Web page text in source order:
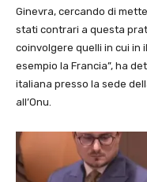
Ginevra, cercando di
stati contrari a questa
coinvolgere quelli in cui in
esempio la Francia”, ha
italiana presso la sede
all’Onu.